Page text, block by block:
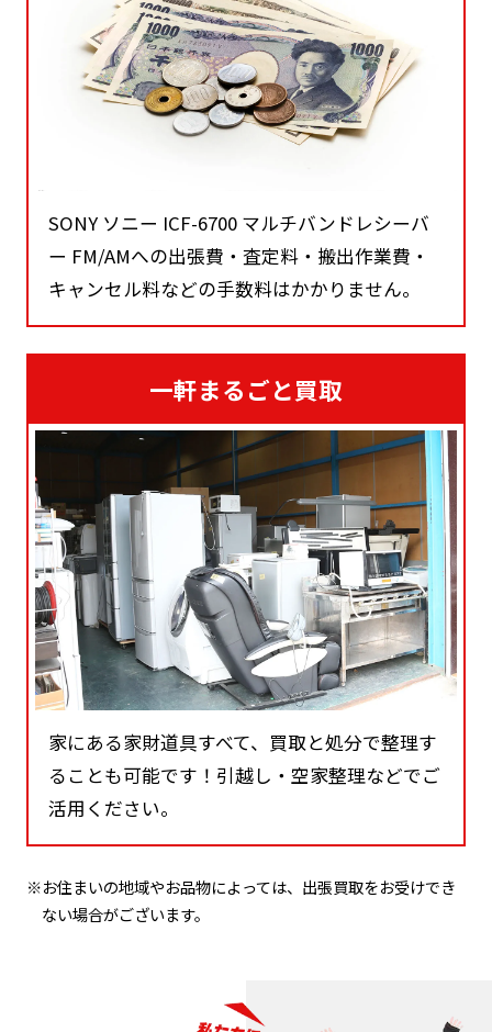
SONY ソニー ICF-6700 マルチバンドレシーバ
ー FM/AMへの出張費・査定料・搬出作業費・
キャンセル料などの手数料はかかりません。
一軒まるごと買取
家にある家財道具すべて、買取と処分で整理す
ることも可能です！引越し・空家整理などでご
活用ください。
※お住まいの地域やお品物によっては、出張買取をお受けでき
ない場合がございます。